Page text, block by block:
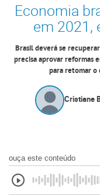
Economia
em 2021,
Brasil deverá se
precisa aprovar reformas
para retomar o
Cristiane
ouça este conteúdo